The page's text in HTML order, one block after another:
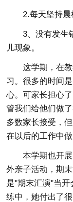
2.每天坚持晨
3、没有发生
儿现象。
这学期，在
习。很多的时间
心。可家长担心
管我们给他们做
多数家长接受，
在以后的工作中
本学期也开
外亲子活动，期
是"期末汇演"当
练中，她付出了